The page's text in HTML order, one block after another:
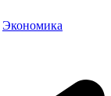
Экономика